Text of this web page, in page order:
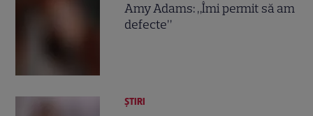
Amy Adams: „Îmi permit să am
defecte”
ȘTIRI